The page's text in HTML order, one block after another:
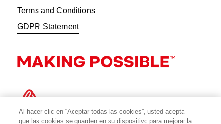
Terms and Conditions
GDPR Statement
Al hacer clic en “Aceptar todas las cookies”, usted acepta
que las cookies se guarden en su dispositivo para mejorar la